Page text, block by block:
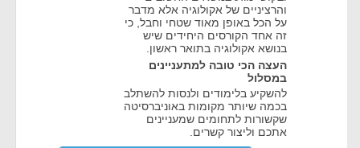
והרציניים של אקולוגיה אלא מדבר
על הכל באופן מאוד שטחי וחבל, כי
זה אחד הקורסים היחידים שיש
בנושא אקולוגיה בתואר ראשון.
העצה הכי טובה למתעניינים
במסלול
להשקיע בלימודים ולנסות להשתלב
בכמה שיותר מקומות באוניברסיטה
שקשורות לתחומים שמעניינים
אתכם וליצור קשרים.